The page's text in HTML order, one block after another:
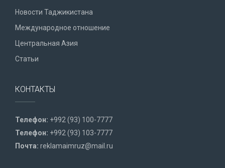
Новости Таджикистана
Международное отношение
Центральная Азия
Статьи
КОНТАКТЫ
Телефон: +992 (93) 100-7777
Телефон: +992 (93) 103-7777
Почта: reklamaimruz@mail.ru